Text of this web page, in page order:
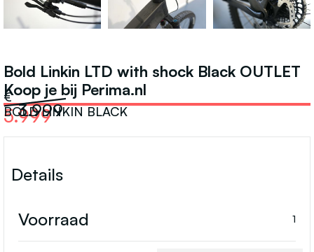
Bold Linkin LTD with shock Black OUTLET
Koop je bij Perima.nl
5.999
3.999
€
BOLD LINKIN BLACK
Details
Voorraad 1